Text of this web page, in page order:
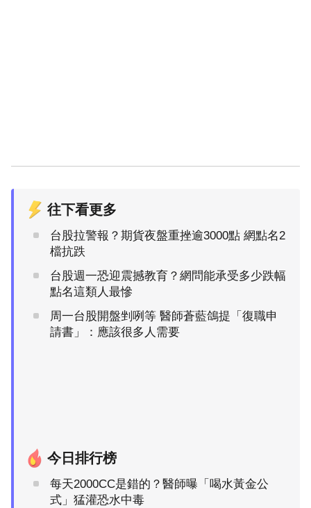
往下看更多
台股拉警報？期貨夜盤重挫逾3000點 網點名2
檔抗跌
台股週一恐迎震撼教育？網問能承受多少跌幅
點名這類人最慘
周一台股開盤剉咧等 醫師蒼藍鴿提「復職申
請書」：應該很多人需要
今日排行榜
每天2000CC是錯的？醫師曝「喝水黃金公
式」猛灌恐水中毒